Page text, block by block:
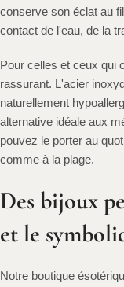
conserve son éclat au
contact de l'eau, de la
Pour celles et ceux qui
rassurant. L'acier
naturellement
alternative idéale aux
pouvez le porter au
comme à la plage.
Des bijoux
et le
Notre boutique